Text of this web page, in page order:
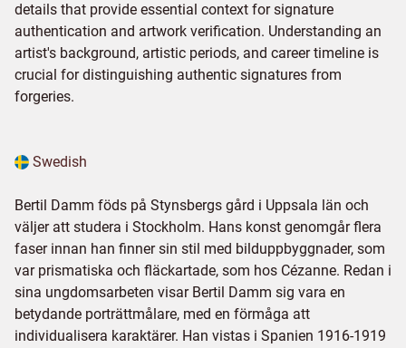
details that provide essential context for signature
authentication and artwork verification. Understanding an
artist's background, artistic periods, and career timeline is
crucial for distinguishing authentic signatures from
forgeries.
Swedish
Bertil Damm föds på Stynsbergs gård i Uppsala län och
väljer att studera i Stockholm. Hans konst genomgår flera
faser innan han finner sin stil med bilduppbyggnader, som
var prismatiska och fläckartade, som hos Cézanne. Redan i
sina ungdomsarbeten visar Bertil Damm sig vara en
betydande porträttmålare, med en förmåga att
individualisera karaktärer. Han vistas i Spanien 1916-1919